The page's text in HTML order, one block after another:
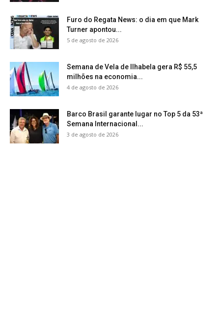
Furo do Regata News: o dia em que Mark
Turner apontou...
5 de agosto de 2026
Semana de Vela de Ilhabela gera R$ 55,5
milhões na economia...
4 de agosto de 2026
Barco Brasil garante lugar no Top 5 da 53ª
Semana Internacional...
3 de agosto de 2026